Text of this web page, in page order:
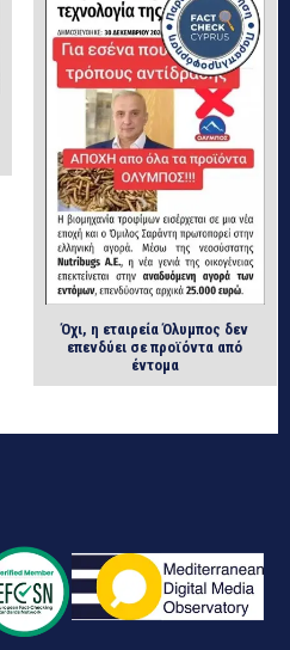
Όχι, η εταιρεία Όλυμπος δεν
επενδύει σε προϊόντα από
έντομα